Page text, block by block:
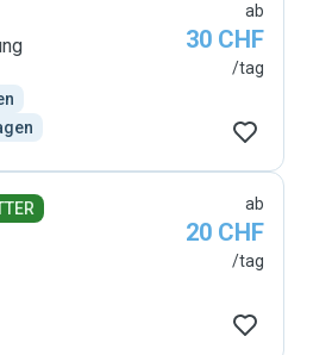
ab
30 CHF
/tag
ab
20 CHF
/tag